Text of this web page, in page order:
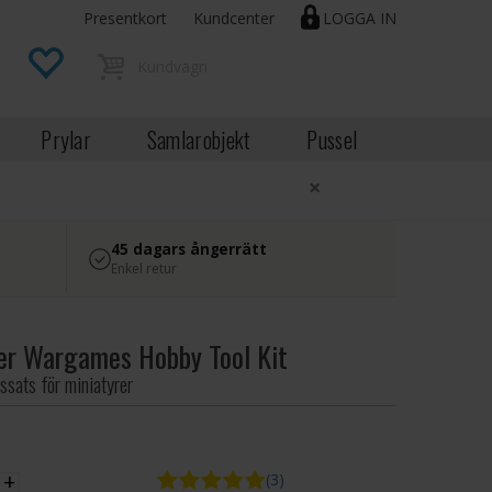
LOGGA IN
Presentkort Kundcenter
Prylar Samlarobjekt Pussel
×
45 dagars ångerrätt
Enkel retur
Wargames Hobby Tool Kit
för miniatyrer
+ (3)